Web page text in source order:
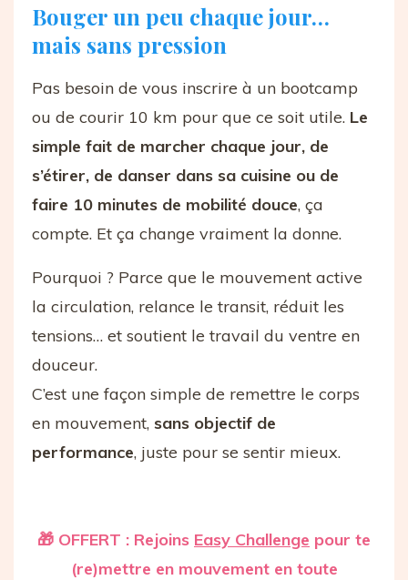
Bouger un peu chaque jour…
mais sans pression
Pas besoin de vous inscrire à un bootcamp
ou de courir 10 km pour que ce soit utile. Le
simple fait de marcher chaque jour, de
s’étirer, de danser dans sa cuisine ou de
faire 10 minutes de mobilité douce, ça
compte. Et ça change vraiment la donne.
Pourquoi ? Parce que le mouvement active
la circulation, relance le transit, réduit les
tensions… et soutient le travail du ventre en
douceur.
C’est une façon simple de remettre le corps
en mouvement, sans objectif de
performance, juste pour se sentir mieux.
🎁 OFFERT : Rejoins Easy Challenge pour te
(re)mettre en mouvement en toute